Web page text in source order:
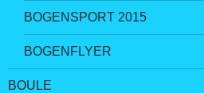
BOGENSPORT 2015
BOGENFLYER
BOULE